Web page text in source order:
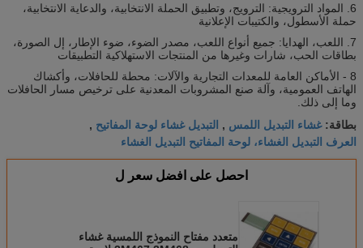
6. المواد الترويجية: الترويج، وتطبيق الحملة الانتخابية، والدعاية الانتخابية،
حملة الأسطول، والكتيبات الإعلانية
7. اللعب، الهدايا: جميع أنواع اللعب، مصدر الضوء، ضوء الإطار، إل الصورة،
بطاقات الحب، شارات وغيرها من المنتجات الاستهلاكية التطبيقات
8 - الأماكن العامة للمعدات التجارية والآلات: محطة للحافلات، وأكشاك
الهاتف العمومية، وآلة صنع المشروبات المعدنية على ترخيص مسار الحافلات
وما إلى ذلك.
بطاقة:غشاء التبديل اللمس , التبديل غشاء لوحة المفاتيح ,
العرف التبديل الغشاء، لوحة المفاتيح التبديل الغشاء
احصل على افضل سعر ل
متعدد مفتاح النموذج اللمسية غشاء